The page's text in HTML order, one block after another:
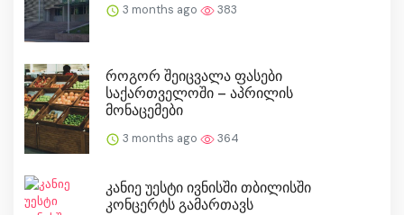
3 months ago 383
როგორ შეიცვალა ფასები
საქართველოში – აპრილის
მონაცემები
3 months ago 364
კანიე უესტი ივნისში თბილისში
კონცერტს გამართავს